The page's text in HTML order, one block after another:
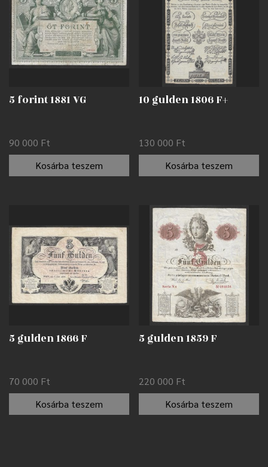
5 forint 1881 VG
90 000 Ft
Kosárba teszem
10 gulden 1806 F+
130 000 Ft
Kosárba teszem
5 gulden 1866 F
70 000 Ft
Kosárba teszem
5 gulden 1859 F
220 000 Ft
Kosárba teszem